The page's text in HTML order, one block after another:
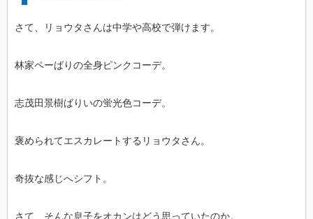
さて、リョウタさんは中学や高校で弾けます。
林家ペーばりの全身ピンクコーデ。
志茂田景樹ばりいの蛍光色コーデ。
褒められてエスカレートするリョウタさん。
奇抜な感じへシフト。
さて、そんな息子をオカンはどう思っていたのか。